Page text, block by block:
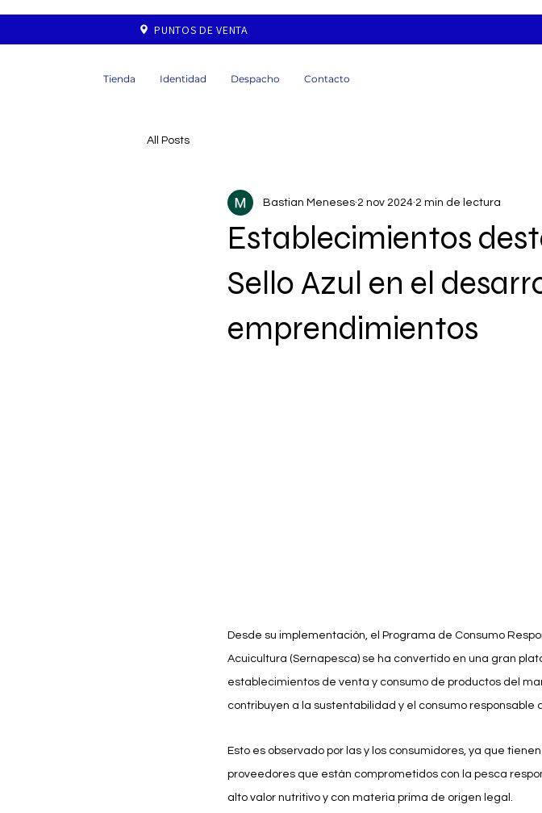
Tienda Identidad Despacho Contacto
PUNTOS DE VENTA
All Posts
Establecimientos
Sello Azul en el
emprendimientos
Bastian Meneses 2 nov 2024 2 min de lectura
Desde su implementación, el Programa de Consumo
Acuicultura (Sernapesca) se ha convertido en una gran
establecimientos de venta y consumo de productos del
contribuyen a la sustentabilidad y el consumo responsable
Esto es observado por las y los consumidores, ya que
proveedores que están comprometidos con la pesca
alto valor nutritivo y con materia prima de origen legal.